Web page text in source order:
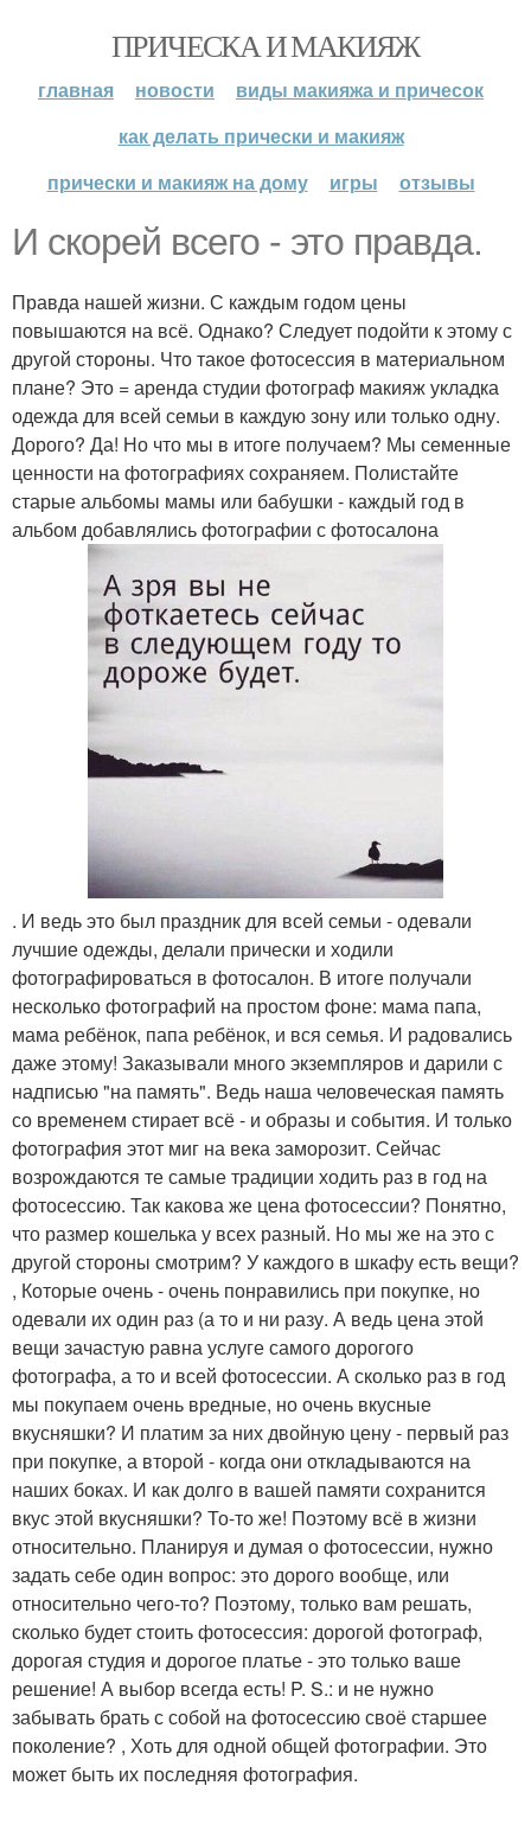
ПРИЧЕСКА И МАКИЯЖ
главная новости
виды макияжа и причесок
как делать прически и макияж
прически и макияж на дому
игры отзывы
И скорей всего - это правда.
Правда нашей жизни. С каждым годом цены
повышаются на всё. Однако? Следует подойти к этому с
другой стороны. Что такое фотосессия в материальном
плане? Это = аренда студии фотограф макияж укладка
одежда для всей семьи в каждую зону или только одну.
Дорого? Да! Но что мы в итоге получаем? Мы семенные
ценности на фотографиях сохраняем. Полистайте
старые альбомы мамы или бабушки - каждый год в
альбом добавлялись фотографии с фотосалона
. И ведь это был праздник для всей семьи - одевали
лучшие одежды, делали прически и ходили
фотографироваться в фотосалон. В итоге получали
несколько фотографий на простом фоне: мама папа,
мама ребёнок, папа ребёнок, и вся семья. И радовались
даже этому! Заказывали много экземпляров и дарили с
надписью "на память". Ведь наша человеческая память
со временем стирает всё - и образы и события. И только
фотография этот миг на века заморозит. Сейчас
возрождаются те самые традиции ходить раз в год на
фотосессию. Так какова же цена фотосессии? Понятно,
что размер кошелька у всех разный. Но мы же на это с
другой стороны смотрим? У каждого в шкафу есть вещи?
, Которые очень - очень понравились при покупке, но
одевали их один раз (а то и ни разу. А ведь цена этой
вещи зачастую равна услуге самого дорогого
фотографа, а то и всей фотосессии. А сколько раз в год
мы покупаем очень вредные, но очень вкусные
вкусняшки? И платим за них двойную цену - первый раз
при покупке, а второй - когда они откладываются на
наших боках. И как долго в вашей памяти сохранится
вкус этой вкусняшки? То-то же! Поэтому всё в жизни
относительно. Планируя и думая о фотосессии, нужно
задать себе один вопрос: это дорого вообще, или
относительно чего-то? Поэтому, только вам решать,
сколько будет стоить фотосессия: дорогой фотограф,
дорогая студия и дорогое платье - это только ваше
решение! А выбор всегда есть! P. S.: и не нужно
забывать брать с собой на фотосессию своё старшее
поколение? , Хоть для одной общей фотографии. Это
может быть их последняя фотография.